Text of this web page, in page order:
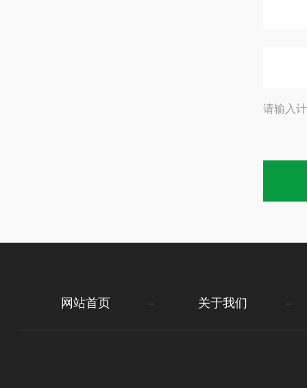
请输入
网站首页 关于我们